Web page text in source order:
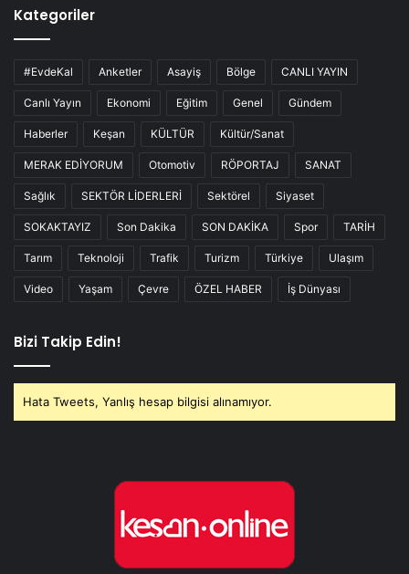
Kategoriler
#EvdeKal Anketler Asayiş Bölge CANLI YAYIN
Canlı Yayın Ekonomi Eğitim Genel Gündem
Haberler Keşan KÜLTÜR Kültür/Sanat
MERAK EDİYORUM Otomotiv RÖPORTAJ SANAT
Sağlık SEKTÖR LİDERLERİ Sektörel Siyaset
SOKAKTAYIZ Son Dakika SON DAKİKA Spor TARİH
Tarım Teknoloji Trafik Turizm Türkiye Ulaşım
Video Yaşam Çevre ÖZEL HABER İş Dünyası
Bizi Takip Edin!
Hata Tweets, Yanlış hesap bilgisi alınamıyor.